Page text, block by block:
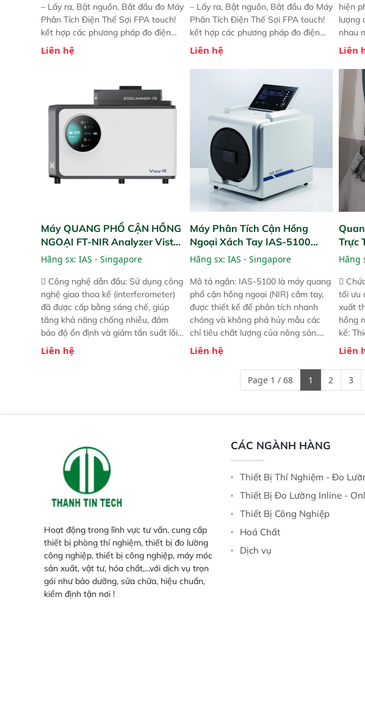
– Lấy ra, Bật nguồn, Bắt đầu đo Máy
Phân Tích Điện Thế Sợi FPA touch!
kết hợp các phương pháp đo điện
thế Zeta đã được chứng minh với sự
đơn giản tuyệt vời trong thao tác và
trước đó. Nhưng so với các phiên
bản trước, FPA touch! nhỏ hơn và
nhẹ hơn đáng kể, đồng thời được
nâng cấp với các tính năng mới.
Liên hệ
– Lấy ra, Bật nguồn, Bắt đầu đo Máy
Phân Tích Điện Thế Sợi FPA touch!
kết hợp các phương pháp đo điện
thế Zeta đã được chứng minh với sự
đơn giản tuyệt vời trong thao tác và
vận hành của các phiên bản FPA
trước đó. Nhưng so với các phiên
bản trước, FPA touch! nhỏ hơn và
nhẹ hơn đáng kể, đồng thời được
nâng cấp với các tính năng mới.
Liên hệ
hiện
lượng
nhau
chất
kỳ ai
đa
đơn
dùng
thức
Liên
Máy QUANG PHỔ CẬN HỒNG
NGOẠI FT-NIR Analyzer Vista-
R
Hãng sx: IAS - Singapore
 Công nghệ dẫn đầu: Sử dụng công
nghệ giao thoa kế (interferometer)
đã được cấp bằng sáng chế, giúp
tăng khả năng chống nhiễu, đảm
bảo độ ổn định và giảm tần suất lỗi.
 Phạm vi ứng dụng rộng: Đáp ứng
nhu cầu kiểm tra đa dạng mẫu mã
Liên hệ
Máy Phân Tích Cận Hồng
Ngoại Xách Tay IAS-5100
(Portable NIR Analyzer)
Hãng sx: IAS - Singapore
Mô tả ngắn: IAS-5100 là máy quang
phổ cận hồng ngoại (NIR) cầm tay,
được thiết kế để phân tích nhanh
chóng và không phá hủy mẫu các
chỉ tiêu chất lượng của nông sản.
Phạm vi sử dụng: Thiết bị linh hoạt
cho nhiều kịch bản khác nhau như
tại điểm thu mua, trong xưởng sản
xuất hoặc trực tiếp ngoài đồng
Liên hệ
Trực
Line
Hãng

tối ưu
xuất
hồng
kế:
mô-
khả
Liên
Page 1 / 68 1 2 3
Hoạt động trong lĩnh vực tư vấn, cung cấp
thiết bị phòng thí nghiệm, thiết bị đo lường
công nghiệp, thiết bị công nghiệp, máy móc
sản xuất, vật tư, hóa chất,...với dịch vụ trọn
gói như bảo dưỡng, sửa chữa, hiệu chuẩn,
kiểm định tận nơi !
CÁC NGÀNH HÀNG
Thiết Bị Thí Nghiệm - Đo
Thiết Bị Đo Lường Inline -
Thiết Bị Công Nghiệp
Hoá Chất
Dịch vụ